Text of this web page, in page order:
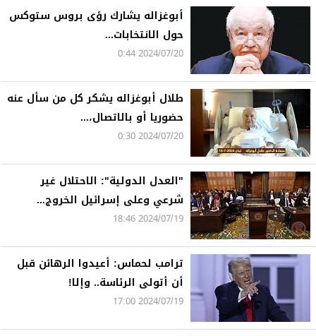
أبوغزاله يشارك رؤى بروس ستوكس
حول الانتخابات...
2024/07/20 0:44
طلال أبوغزاله يشكر كل من سأل عنه
حضوريا أو بالاتصال،...
2024/07/20 0:30
"العدل الدولية": الاحتلال غير
شرعي وعلى إسرائيل الخروج...
2024/07/19 18:46
ترامب لحماس: أعيدوا الرهائن قبل
أن أتولى الرئاسة.. وإلا!
2024/07/19 17:00